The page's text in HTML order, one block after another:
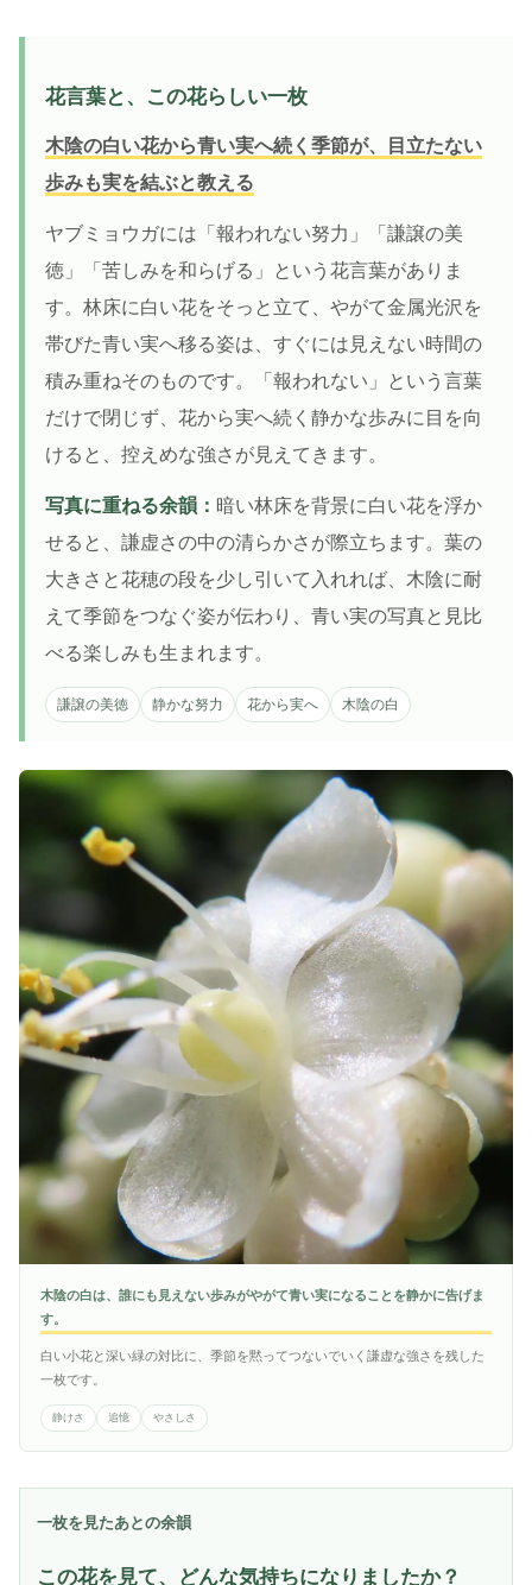
花言葉と、この花らしい一枚
木陰の白い花から青い実へ続く季節が、目立たない
歩みも実を結ぶと教える
ヤブミョウガには「報われない努力」「謙譲の美
徳」「苦しみを和らげる」という花言葉がありま
す。林床に白い花をそっと立て、やがて金属光沢を
帯びた青い実へ移る姿は、すぐには見えない時間の
積み重ねそのものです。「報われない」という言葉
だけで閉じず、花から実へ続く静かな歩みに目を向
けると、控えめな強さが見えてきます。
写真に重ねる余韻： 暗い林床を背景に白い花を浮か
せると、謙虚さの中の清らかさが際立ちます。葉の
大きさと花穂の段を少し引いて入れれば、木陰に耐
えて季節をつなぐ姿が伝わり、青い実の写真と見比
べる楽しみも生まれます。
謙譲の美徳 静かな努力 花から実へ 木陰の白
木陰の白は、誰にも見えない歩みがやがて青い実になることを静かに告げま
す。
白い小花と深い緑の対比に、季節を黙ってつないでいく謙虚な強さを残した
一枚です。
静けさ 追憶 やさしさ
一枚を見たあとの余韻
この花を見て、どんな気持ちになりましたか？